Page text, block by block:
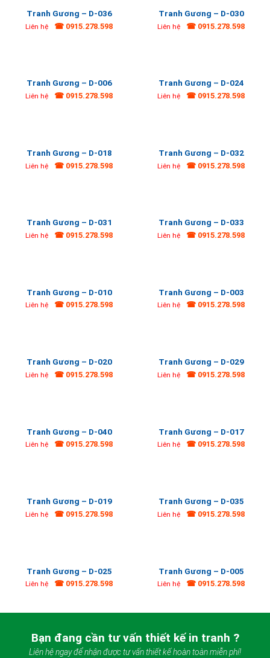
Tranh Gương – D-036
Liên hệ ☎ 0915.278.598
Tranh Gương – D-030
Liên hệ ☎ 0915.278.598
Tranh Gương – D-006
Liên hệ ☎ 0915.278.598
Tranh Gương – D-024
Liên hệ ☎ 0915.278.598
Tranh Gương – D-018
Liên hệ ☎ 0915.278.598
Tranh Gương – D-032
Liên hệ ☎ 0915.278.598
Tranh Gương – D-031
Liên hệ ☎ 0915.278.598
Tranh Gương – D-033
Liên hệ ☎ 0915.278.598
Tranh Gương – D-010
Liên hệ ☎ 0915.278.598
Tranh Gương – D-003
Liên hệ ☎ 0915.278.598
Tranh Gương – D-020
Liên hệ ☎ 0915.278.598
Tranh Gương – D-029
Liên hệ ☎ 0915.278.598
Tranh Gương – D-040
Liên hệ ☎ 0915.278.598
Tranh Gương – D-017
Liên hệ ☎ 0915.278.598
Tranh Gương – D-019
Liên hệ ☎ 0915.278.598
Tranh Gương – D-035
Liên hệ ☎ 0915.278.598
Tranh Gương – D-025
Liên hệ ☎ 0915.278.598
Tranh Gương – D-005
Liên hệ ☎ 0915.278.598
Bạn đang cần tư vấn thiết kế in tranh ?
Liên hệ ngay để nhận được tư vấn thiết kế hoàn toàn miễn phí!